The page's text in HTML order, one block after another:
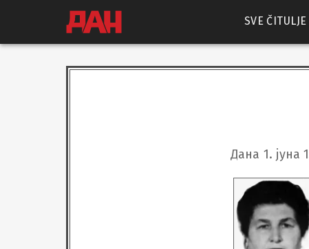
SVE ČITULJE
Дана 1. јуна